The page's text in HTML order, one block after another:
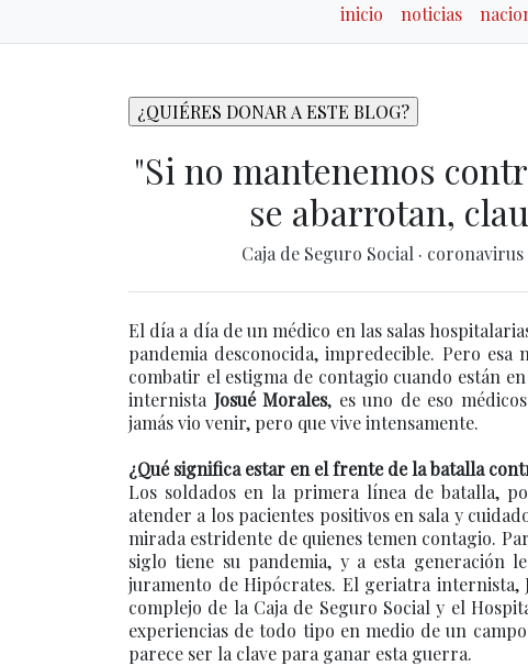
inicio noticias
"Si no mantenemos
se abarrotan,
Caja de Seguro Social · coronavirus
El día a día de un médico en las salas
pandemia desconocida, impredecible. Pero
combatir el estigma de contagio cuando están
internista Josué Morales, es uno de eso
jamás vio venir, pero que vive intensamente.
¿Qué significa estar en el frente de la batalla
Los soldados en la primera línea de batalla,
atender a los pacientes positivos en sala y
mirada estridente de quienes temen contagio.
siglo tiene su pandemia, y a esta generación
juramento de Hipócrates. El geriatra internista,
complejo de la Caja de Seguro Social y el
experiencias de todo tipo en medio de un
parece ser la clave para ganar esta guerra.